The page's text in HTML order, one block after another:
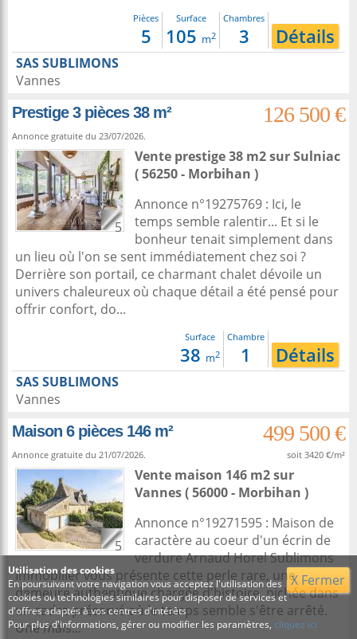
Pièces
5
Surface
105 m2
Chambres
3 Détails
SAS SUBLIMONS
Vannes
Prestige 3 pièces 38 m²
126 500 €
Annonce gratuite du 23/07/2026.
5
Vente prestige 38 m2surSulniac
( 56250 - Morbihan )
Annonce n°19275769 : Ici, le
temps semble ralentir... Et si le
bonheur tenait simplement dans
un lieu où l'on se sent immédiatement chez soi ?
Derrière son portail, ce charmant chalet dévoile un
univers chaleureux où chaque détail a été pensé pour
offrir confort, do...
Surface
38 m2
Chambre
1 Détails
SAS SUBLIMONS
Vannes
Maison 6 pièces 146 m²
499 500 €
Annonce gratuite du 21/07/2026. soit 3420 €/m²
5
Vente maison 146 m2sur
Vannes( 56000 - Morbihan )
Annonce n°19271595 : Maison de
caractère au coeur d'un écrin de
verdure Arnaud Horel Sublimons
Immobilier vous présente cette perle rare, une
demeure authentique chargée d'histoire, nichée dans
un cadre préservé où le temps semble s'être arrêté.
Une mais...
X Fermer
Utilisation des cookies
En poursuivant votre navigation vous acceptez l'utilisation des
cookies ou technologies similaires pour disposer de services et
d'offres adaptés à vos centres d'intérêts
Pour plus d'informations, gérer ou modifier les paramètres, cliquez ici